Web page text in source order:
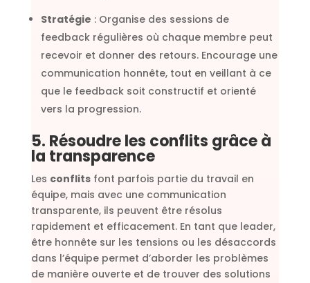
Stratégie : Organise des sessions de
feedback régulières où chaque membre peut
recevoir et donner des retours. Encourage une
communication honnête, tout en veillant à ce
que le feedback soit constructif et orienté
vers la progression.
5. Résoudre les conflits grâce à
la transparence
Les conflitsfont parfois partie du travail en
équipe, mais avec une communication
transparente, ils peuvent être résolus
rapidement et efficacement. En tant que leader,
être honnête sur les tensions ou les désaccords
dans l’équipe permet d’aborder les problèmes
de manière ouverte et de trouver des solutions